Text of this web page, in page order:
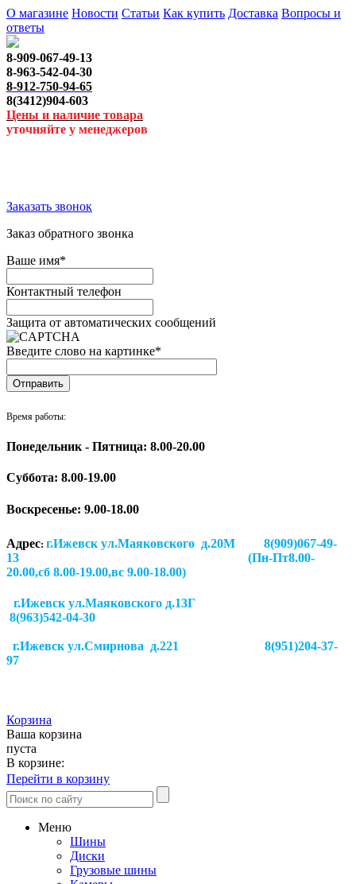
О магазине Новости Статьи Как купить Доставка Вопросы и
ответы
8-909-067-49-13
8-963-542-04-30
8-912-750-94-65
8(3412)904-603
Цены и наличие товара
уточняйте у менеджеров
Заказать звонок
Заказ обратного звонка
Ваше имя*
Контактный телефон
Защита от автоматических сообщений
Введите слово на картинке*
Время работы:
Понедельник - Пятница: 8.00-20.00
Суббота: 8.00-19.00
Воскресенье: 9.00-18.00
Адрес: г.Ижевск ул.Маяковского д.20М 8(909)067-49-
13 (Пн-Пт8.00-
20.00,сб 8.00-19.00,вс 9.00-18.00)
г.Ижевск ул.Маяковского д.13Г
8(963)542-04-30
г.Ижевск ул.Смирнова д.221
8(951)204-37-
97
Корзина
Ваша корзина
пуста
В корзине:
Перейти в корзину
Меню
Шины
Диски
Грузовые шины